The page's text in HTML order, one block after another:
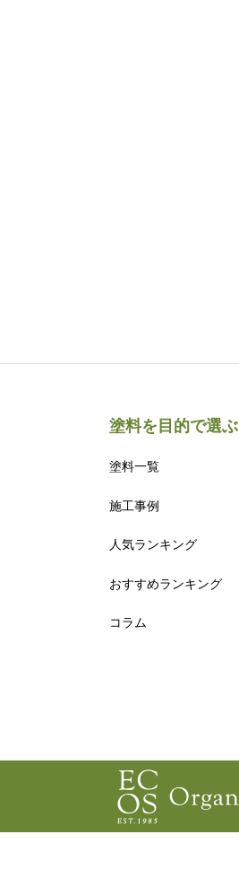
塗料を目的で選ぶ
塗料一覧
施工事例
人気ランキング
おすすめランキング
コラム